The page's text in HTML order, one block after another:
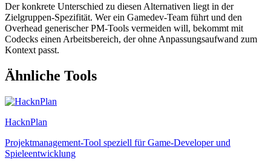
Der konkrete Unterschied zu diesen Alternativen liegt in der
Zielgruppen-Spezifität. Wer ein Gamedev-Team führt und den
Overhead generischer PM-Tools vermeiden will, bekommt mit
Codecks einen Arbeitsbereich, der ohne Anpassungsaufwand zum
Kontext passt.
Ähnliche Tools
HacknPlan
Projektmanagement-Tool speziell für Game-Developer und
Spieleentwicklung